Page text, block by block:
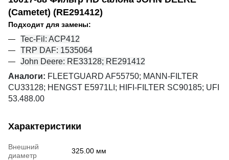
(Cametet) (RE291412)
Подходит для замены:
Tec-Fil: ACP412
TRP DAF: 1535064
John Deere: RE33128; RE291412
Аналоги: FLEETGUARD AF55750; MANN-FILTER
CU33128; HENGST E5971LI; HIFI-FILTER SC90185; UFI
53.488.00
Характеристики
Внешний
диаметр
325.00 мм